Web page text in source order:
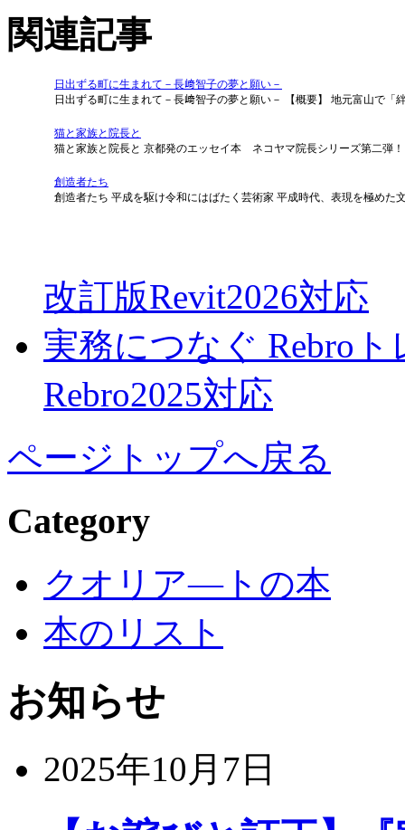
関連記事
日出ずる町に生まれて－長﨑智子の夢と願い－
日出ずる町に生まれて－長﨑智子の夢と願い－ 【概要】 地元富山で
猫と家族と院長と
猫と家族と院長と 京都発のエッセイ本 ネコヤマ院長シリーズ第二弾
創造者たち
創造者たち 平成を駆け令和にはばたく芸術家 平成時代、表現を極め
改訂版Revit2026対応
実務につなぐ Rebro
Rebro2025対応
ページトップへ戻る
Category
クオリア―トの本
本のリスト
お知らせ
2025年10月7日